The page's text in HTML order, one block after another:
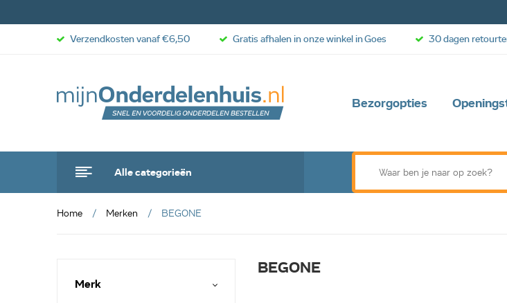
Bezorgopties
Alle categorieën
Verzendkosten vanaf €6,50 Gratis afhalen in onze winkel in Goes 30 dagen
Home Merken BEGONE
Merk
BEGONE